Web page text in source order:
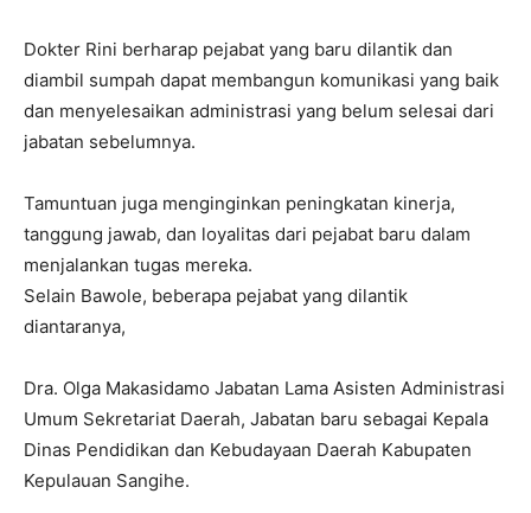
Dokter Rini berharap pejabat yang baru dilantik dan
diambil sumpah dapat membangun komunikasi yang baik
dan menyelesaikan administrasi yang belum selesai dari
jabatan sebelumnya.
Tamuntuan juga menginginkan peningkatan kinerja,
tanggung jawab, dan loyalitas dari pejabat baru dalam
menjalankan tugas mereka.
Selain Bawole, beberapa pejabat yang dilantik
diantaranya,
Dra. Olga Makasidamo Jabatan Lama Asisten Administrasi
Umum Sekretariat Daerah, Jabatan baru sebagai Kepala
Dinas Pendidikan dan Kebudayaan Daerah Kabupaten
Kepulauan Sangihe.